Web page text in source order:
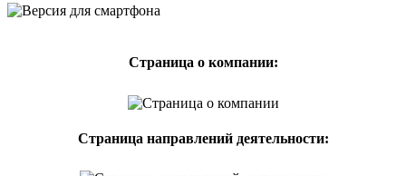
Страница о компании:
Страница направлений деятельности: